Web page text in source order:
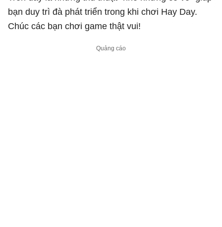
bạn duy trì đà phát triển trong khi chơi Hay Day.
Chúc các bạn chơi game thật vui!